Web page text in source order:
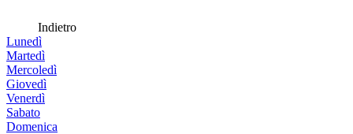
Indietro
Lunedì
Martedì
Mercoledì
Giovedì
Venerdì
Sabato
Domenica